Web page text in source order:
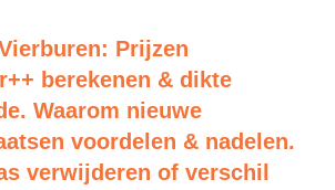
Prijzen
berekenen & dikte
Waarom nieuwe
voordelen & nadelen.
verwijderen of verschil